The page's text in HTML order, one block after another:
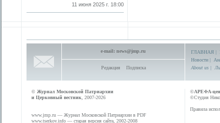
11 июня 2025 г. 18:00
e-mail: news@jmp.ru
Редакция Подписка
ГЛАВНАЯ |
Новости |
About us |
© Журнал Московской Патриархии
и Церковный вестник , 2007-2026
www.jmp.ru — Журнал Московской Патриархии в PDF
www.tserkov.info — старая версия сайта, 2002-2008
©АРЕФА-
©Студия
Правила